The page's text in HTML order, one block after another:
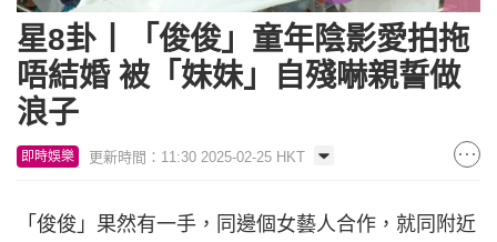
星8卦丨「俊俊」童年陰影愛拍拖
唔結婚 被「妹妹」自殘嚇親誓做
浪子
即時娛樂 更新時間：11:30 2025-02-25 HKT
「俊俊」果然有一手，同邊個女藝人合作，就同附近